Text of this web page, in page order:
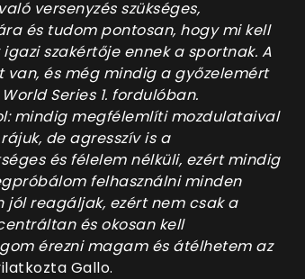
versenyzés szükséges,
és tudom pontosan, hogy mi kell
szakértője ennek a sportnak. A
és még mindig a győzelemért
Series 1. fordulóban.
mindig megfélemlíti mozdulataival
de agresszív is a
és félelem nélküli, ezért mindig
felhasználni minden
reagáljak, ezért nem csak a
és okosan kell
érezni magam és átélhetem az
Gallo.